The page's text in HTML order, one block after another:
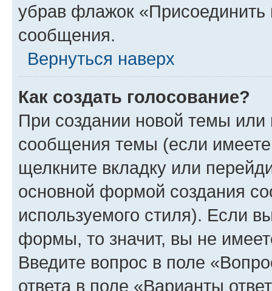
убрав флажок
сообщения.
Вернуться наверх
Как создать голосование?
При создании новой темы или
сообщения темы (если
щелкните вкладку или
основной формой создания
используемого стиля). Если
формы, то значит, вы не
Введите вопрос в поле
ответа в поле «Варианты